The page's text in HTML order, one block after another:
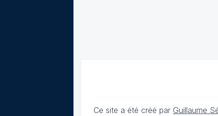
Ce site a été créé par Guillaume